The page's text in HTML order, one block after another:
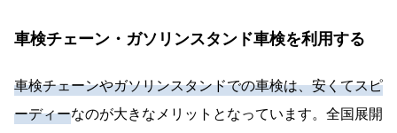
車検チェーン・ガソリンスタンド車検を利用する
車検チェーンやガソリンスタンドでの車検は、安くてスピ
ーディーなのが大きなメリットとなっています。全国展開